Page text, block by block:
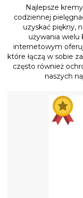
Najlepsze
codziennej
uzyskać piękny,
używania wielu
internetowym
które łączą w sobie
często również
naszych